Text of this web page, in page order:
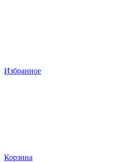
Избранное
Корзина